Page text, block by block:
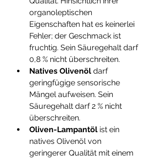
organoleptischen
Eigenschaften hat es keinerlei
Fehler; der Geschmack ist
fruchtig. Sein Säuregehalt darf
0,8 % nicht überschreiten.
Natives Olivenöl darf
geringfügige sensorische
Mängel aufweisen. Sein
Säuregehalt darf 2 % nicht
überschreiten.
Oliven-Lampantöl ist ein
natives Olivenöl von
geringerer Qualität mit einem